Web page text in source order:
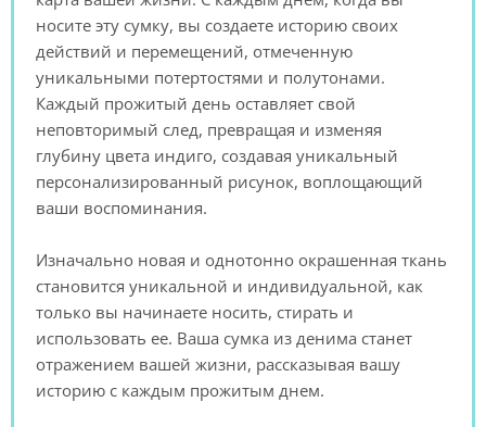
носите эту сумку, вы создаете историю своих
действий и перемещений, отмеченную
уникальными потертостями и полутонами.
Каждый прожитый день оставляет свой
неповторимый след, превращая и изменяя
глубину цвета индиго, создавая уникальный
персонализированный рисунок, воплощающий
ваши воспоминания.
Изначально новая и однотонно окрашенная ткань
становится уникальной и индивидуальной, как
только вы начинаете носить, стирать и
использовать ее. Ваша сумка из денима станет
отражением вашей жизни, рассказывая вашу
историю с каждым прожитым днем.